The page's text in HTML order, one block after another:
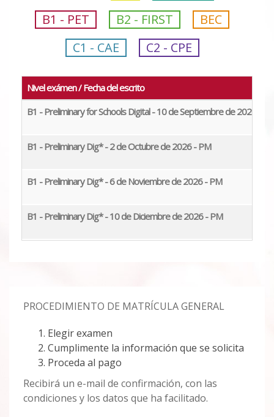
B1 - PET
B2 - FIRST
BEC
C1 - CAE
C2 - CPE
Nivel exámen / Fecha del escrito
B1 - Preliminary for Schools Digital - 10 de Septiembre de 2026
B1 - Preliminary Dig* - 2 de Octubre de 2026 - PM
B1 - Preliminary Dig* - 6 de Noviembre de 2026 - PM
B1 - Preliminary Dig* - 10 de Diciembre de 2026 - PM
PROCEDIMIENTO DE MATRÍCULA GENERAL
Elegir examen
Cumplimente la información que se solicita
Proceda al pago
Recibirá un e-mail de confirmación, con las
condiciones y los datos que ha facilitado.